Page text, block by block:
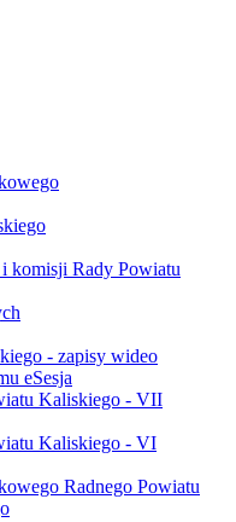
i komisji Rady Powiatu
- zapisy wideo
eSesja
Kaliskiego - VII
Kaliskiego - VI
Radnego Powiatu